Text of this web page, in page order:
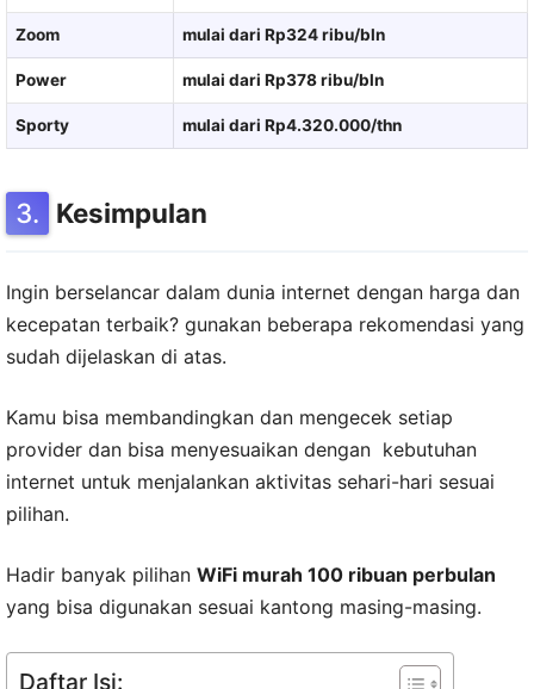
Zoom mulai dari Rp324 ribu/bln
Power mulai dari Rp378 ribu/bln
Sporty mulai dari Rp4.320.000/thn
Kesimpulan
Ingin berselancar dalam dunia internet dengan harga dan
kecepatan terbaik? gunakan beberapa rekomendasi yang
sudah dijelaskan di atas.
Kamu bisa membandingkan dan mengecek setiap
provider dan bisa menyesuaikan dengan kebutuhan
internet untuk menjalankan aktivitas sehari-hari sesuai
pilihan.
Hadir banyak pilihan WiFi murah 100 ribuan perbulan
yang bisa digunakan sesuai kantong masing-masing.
Daftar Isi: